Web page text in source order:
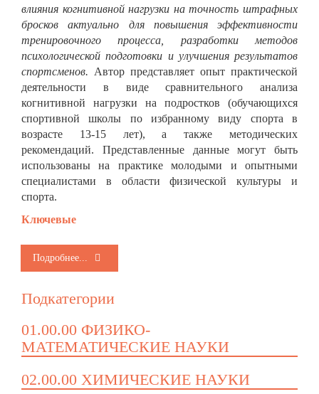
влияния когнитивной нагрузки на точность штрафных
бросков актуально для повышения эффективности
тренировочного процесса, разработки методов
психологической подготовки и улучшения результатов
спортсменов. Автор представляет опыт практической
деятельности в виде сравнительного анализа
когнитивной нагрузки на подростков (обучающихся
спортивной школы по избранному виду спорта в
возрасте 13-15 лет), а также методических
рекомендаций. Представленные данные могут быть
использованы на практике молодыми и опытными
специалистами в области физической культуры и
спорта.
Ключевые
Подробнее...
Подкатегории
01.00.00 ФИЗИКО-
МАТЕМАТИЧЕСКИЕ НАУКИ
02.00.00 ХИМИЧЕСКИЕ НАУКИ